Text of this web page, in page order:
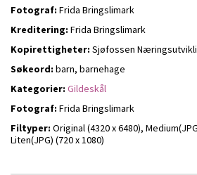
Fotograf: Frida Bringslimark
Kreditering: Frida Bringslimark
Kopirettigheter: Sjøfossen
Søkeord: barn, barnehage
Kategorier: Gildeskål
Fotograf: Frida Bringslimark
Filtyper: Original (4320 x 6480),
Liten(JPG) (720 x 1080)